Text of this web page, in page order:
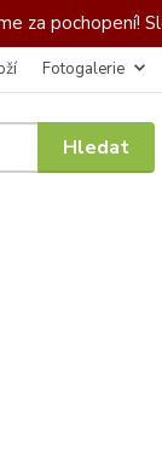
za pochopení!
Fotogalerie
Hledat